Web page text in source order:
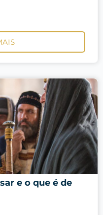
e o que é de